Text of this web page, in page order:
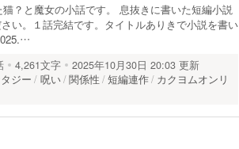
？と魔女の小話です。 息抜きに書いた短編小説
い。１話完結です。タイトルありきで小説を書い
4,261文字
2025年10月30日 20:03 更新
ジー 呪い 関係性 短編連作
カクヨムオンリ